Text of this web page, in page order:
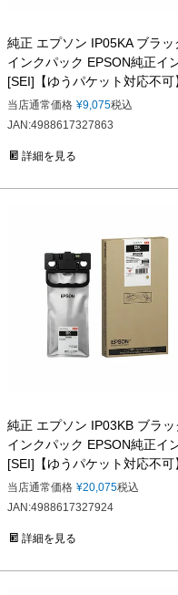
純正 エプソン IP05KA ブラッ
インクパック EPSON純正イ
[SEI]【ゆうパケット対応不可
当店通常価格 ¥9,075税込
JAN:4988617327863
詳細を見る
純正 エプソン IP03KB ブラッ
インクパック EPSON純正イ
[SEI]【ゆうパケット対応不可
当店通常価格 ¥20,075税込
JAN:4988617327924
詳細を見る